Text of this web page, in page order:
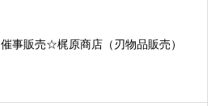
催事販売☆梶原商店（刃物品販売）